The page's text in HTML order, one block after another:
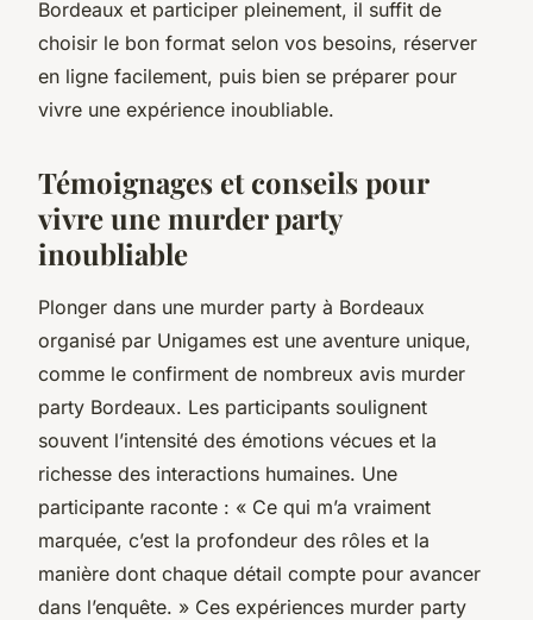
Bordeaux et participer pleinement, il suffit de
choisir le bon format selon vos besoins, réserver
en ligne facilement, puis bien se préparer pour
vivre une expérience inoubliable.
Témoignages et conseils pour
vivre une murder party
inoubliable
Plonger dans une murder party à Bordeaux
organisé par Unigames est une aventure unique,
comme le confirment de nombreux avis murder
party Bordeaux. Les participants soulignent
souvent l’intensité des émotions vécues et la
richesse des interactions humaines. Une
participante raconte : « Ce qui m’a vraiment
marquée, c’est la profondeur des rôles et la
manière dont chaque détail compte pour avancer
dans l’enquête. » Ces expériences murder party